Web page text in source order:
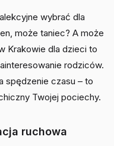
wybrać dla
może taniec? A może
Krakowie dla dzieci to
rodziców.
spędzenie czasu – to
Twojej pociechy.
ruchowa